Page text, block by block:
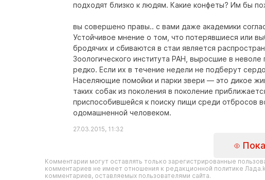
подходят близко к людям. Какие конфеты? Им бы
вы совершено правы.. с вами даже академики
Устойчивое мнение о том, что потерявшиеся или
бродячих и сбиваются в стаи является
Зоологического института РАН, выросшие в
редко. Если их в течение недели не подберут
Населяющие помойки и парки звери — это дикое
таких собак из поколения в поколение
приспособившейся к поиску пищи среди отбросов
одомашненной человеком.
27.03.2015, 11:32
Комментарии могут оставлять только зарегистрированные
комментариев не имеет отношения к редакционной политике
комментариев, оставляемых пользователями сайта.